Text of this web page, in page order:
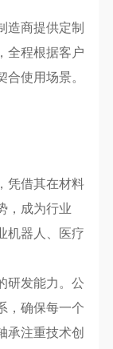
造商提供定制
全程根据客户
使用场景。
凭借其在材料
，成为行业
机器人、医疗
研发能力。公
，确保每一个
承注重技术创